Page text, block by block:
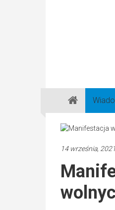
Gazeta
Częstochowa,
Lubliniec,
14 września,